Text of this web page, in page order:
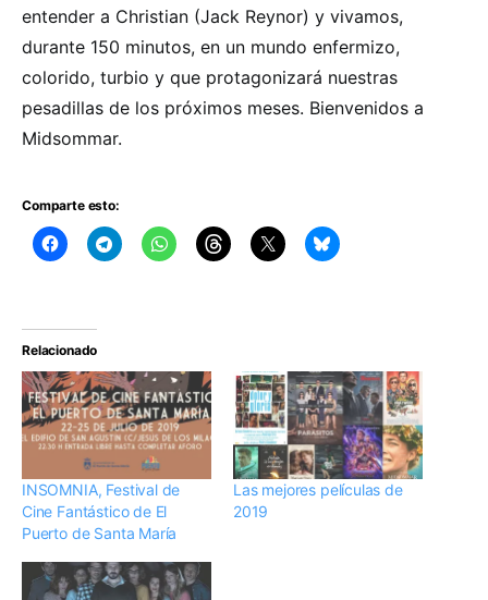
entender a Christian (Jack Reynor) y vivamos,
durante 150 minutos, en un mundo enfermizo,
colorido, turbio y que protagonizará nuestras
pesadillas de los próximos meses. Bienvenidos a
Midsommar.
Comparte esto:
Relacionado
INSOMNIA, Festival de
Cine Fantástico de El
Puerto de Santa María
Las mejores películas de
2019